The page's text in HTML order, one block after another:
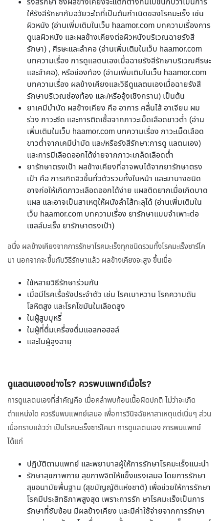
รังสีรักษา ซึ่งผลข้างเคียงจะแตกต่างกันไปขึ้นกับว่าเป็นการ
ให้รังสีรักษากับอวัยวะใดที่เป็นต้นกำเนิดของโรคมะเร็ง เช่น
ผิวหนัง (อ่านเพิ่มเติมในเว็บ haamor.com บทความเรื่องการ
ดูแลผิวหนัง และผลข้างเคียงต่อผิวหนังบริเวณฉายรังสี
รักษา) , ศีรษะและลำคอ (อ่านเพิ่มเติมในเว็บ haamor.com
บทความเรื่อง การดูแลตนเองเมื่อฉายรังสีรักษาบริเวณศีรษะ
และลำคอ), หรือช่องท้อง (อ่านเพิ่มเติมในเว็บ haamor.com
บทความเรื่อง ผลข้างเคียงและวิธีดูแลตนเองเมื่อฉายรังสี
รักษาบริเวณช่องท้อง และ/หรืออุ้งเชิงกราน) เป็นต้น
ยาเคมีบำบัด ผลข้างเคียง คือ อาการ คลื่นไส้ อาเจียน ผม
ร่วง ภาวะซีด และการติดเชื้อจากภาวะเม็ดเลือดขาวต่ำ (อ่าน
เพิ่มเติมในเว็บ haamor.com บทความเรื่อง ภาวะเม็ดเลือด
ขาวต่ำจากเคมีบำบัด และ/หรือรังสีรักษา:การดู แลตนเอง)
และการมีเลือดออกได้ง่ายจากภาวะเกล็ดเลือดต่ำ
ยารักษาตรงเป้า ผลข้างเคียงที่อาจพบได้จากยารักษาตรง
เป้า คือ การเกิดสิวขึ้นทั่วตัวรวมทั้งใบหน้า และยาบางชนิด
อาจก่อให้เกิดภาวะเลือดออกได้ง่าย แผลติดยากเมื่อเกิดบาด
แผล และอาจเป็นสาเหตุให้ผนังลำไส้ทะลุได้ (อ่านเพิ่มเติมใน
เว็บ haamor.com บทความเรื่อง ยารักษาแบบจำเพาะต่อ
เซลล์มะเร็ง ยารักษาตรงเป้า)
อนึ่ง ผลข้างเคียงจากการรักษาโรคมะเร็งทุกชนิดรวมทั้งโรคมะเร็งซาร์โค
มา นอกจากจะขึ้นกับวิธีรักษาแล้ว ผลข้างเคียงจะสูง ขึ้นเมื่อ
ใช้หลายวิธีรักษาร่วมกัน
เมื่อมีโรคเรื้อรังประจำตัว เช่น โรคเบาหวาน โรคความดัน
โลหิตสูง และโรคไขมันในเลือดสูง
ในผู้สูบบุหรี่
ในผู้ที่ดื่มเครื่องดื่มแอลกอฮอล์
และในผู้สูงอายุ
ดูแลตนเองอย่างไร? ควรพบแพทย์เมื่อไร?
การดูแลตนเองที่สำคัญคือ เมื่อคลำพบก้อนเนื้อผิดปกติ ไม่ว่าจะเกิด
ตำแหน่งใด ควรรีบพบแพทย์เสมอ เพื่อการวินิจฉัยหาสาเหตุแต่เนิ่นๆ ส่วน
เมื่อทราบแล้วว่า เป็นโรคมะเร็งซาร์โคมา การดูแลตนเอง การพบแพทย์
ได้แก่
ปฏิบัติตามแพทย์ และพยาบาลผู้ให้การรักษาโรคมะเร็งแนะนำ
รักษาสุขภาพกาย สุขภาพจิตให้แข็งแรงเสมอ โดยการรักษา
สุขอนามัยพื้นฐาน (สุขบัญญัติแห่งชาติ) เพื่อช่วยให้การรักษา
โรคมีประสิทธิภาพสูงสุด เพราะการรัก ษาโรคมะเร็งเป็นการ
รักษาที่ซับซ้อน มีผลข้างเคียง และมีค่าใช้จ่ายจากการรักษา